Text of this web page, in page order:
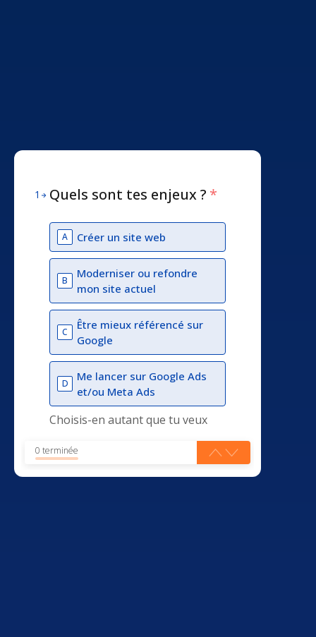
1 Quels sont tes enjeux ? *
A Créer un site web
B
Moderniser ou refondre
mon site actuel
C
Être mieux référencé sur
Google
D
Me lancer sur Google Ads
et/ou Meta Ads
Choisis-en autant que tu veux
0 terminée